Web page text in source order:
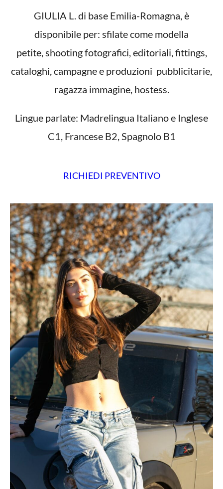
GIULIA L. di base Emilia-Romagna, è
disponibile per: sfilate come modella
petite, shooting fotografici, editoriali, fittings,
cataloghi, campagne e produzioni pubblicitarie,
ragazza immagine, hostess.
Lingue parlate: Madrelingua Italiano e Inglese
C1, Francese B2, Spagnolo B1
RICHIEDI PREVENTIVO